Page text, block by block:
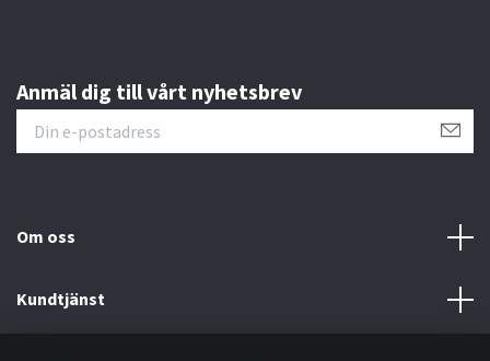
Anmäl dig till vårt nyhetsbrev
Om oss
Kundtjänst